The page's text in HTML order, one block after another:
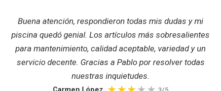
Buena atención, respondieron todas mis dudas y mi
piscina quedó genial. Los artículos más sobresalientes
para mantenimiento, calidad aceptable, variedad y un
servicio decente. Gracias a Pablo por resolver todas
nuestras inquietudes.